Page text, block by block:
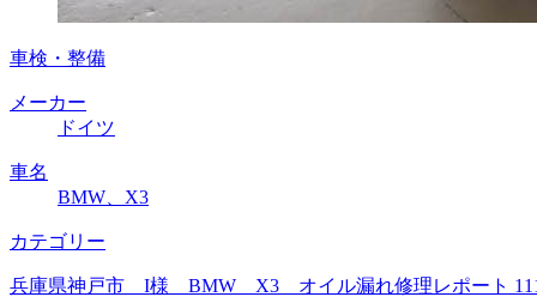
車検・整備
メーカー
ドイツ
車名
BMW、X3
カテゴリー
兵庫県神戸市 I様 BMW X3 オイル漏れ修理レポート